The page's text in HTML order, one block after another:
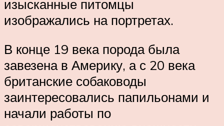
изысканные питомцы
изображались на портретах.
В конце 19 века порода была
завезена в Америку, а с 20 века
британские собаководы
заинтересовались папильонами и
начали работы по